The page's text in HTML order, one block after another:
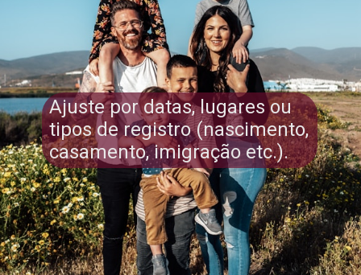
Ajuste por datas, lugares ou
tipos de registro (nascimento,
casamento, imigração etc.).